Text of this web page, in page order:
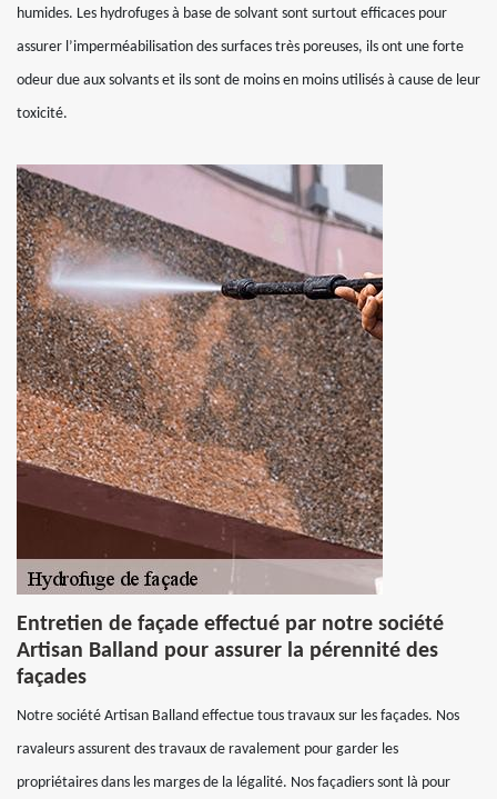
humides. Les hydrofuges à base de solvant sont surtout efficaces pour
assurer l’imperméabilisation des surfaces très poreuses, ils ont une forte
odeur due aux solvants et ils sont de moins en moins utilisés à cause de leur
toxicité.
Entretien de façade effectué par notre société
Artisan Balland pour assurer la pérennité des
façades
Notre société Artisan Balland effectue tous travaux sur les façades. Nos
ravaleurs assurent des travaux de ravalement pour garder les
propriétaires dans les marges de la légalité. Nos façadiers sont là pour